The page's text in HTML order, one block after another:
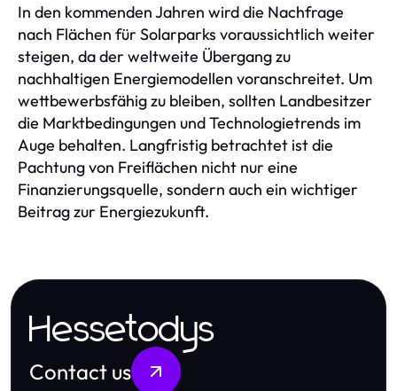
In den kommenden Jahren wird die Nachfrage
nach Flächen für Solarparks voraussichtlich weiter
steigen, da der weltweite Übergang zu
nachhaltigen Energiemodellen voranschreitet. Um
wettbewerbsfähig zu bleiben, sollten Landbesitzer
die Marktbedingungen und Technologietrends im
Auge behalten. Langfristig betrachtet ist die
Pachtung von Freiflächen nicht nur eine
Finanzierungsquelle, sondern auch ein wichtiger
Beitrag zur Energiezukunft.
Hessetodys
Contact us